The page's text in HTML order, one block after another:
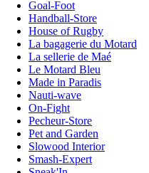
Goal-Foot
Handball-Store
House of Rugby
La bagagerie du Motard
La sellerie de Maé
Le Motard Bleu
Made in Paradis
Nauti-wave
On-Fight
Pecheur-Store
Pet and Garden
Slowood Interior
Smash-Expert